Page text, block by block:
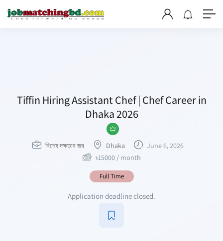
Tiffin Hiring Assistant Chef | Chef Career in
Dhaka 2026
বিশেষ দক্ষতার জব Dhaka
June 6, 2026
৳15000/ month
Full Time
Application deadline closed.